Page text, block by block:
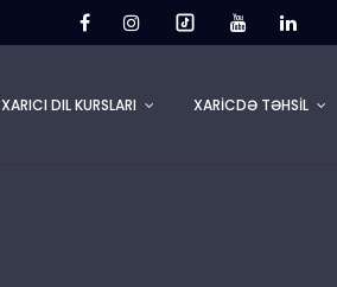
XARICI DIL KURSLARI XARİCDƏ TƏHSİL